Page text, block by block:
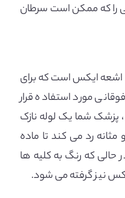
را که ممکن است سرطان
اشعه ایکس است که برای
مورد استفاده قرار
پزشک شما یک لوله نازک
مثانه رد می کند تا ماده
حالی که رنگ به کلیه ها
نیز گرفته می شود.